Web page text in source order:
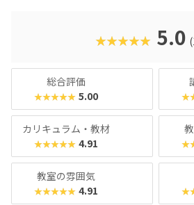
★★★★★ 5.0
総合評価
★★★★★ 5.00
カリキュラム・教材
★★★★★ 4.91
教室の雰囲気
★★★★★ 4.91